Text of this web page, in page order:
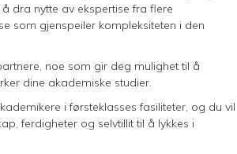
dra nytte av ekspertise fra flere
som gjenspeiler kompleksiteten i den
noe som gir deg mulighet til å
dine akademiske studier.
i førsteklasses fasiliteter, og du vil
ferdigheter og selvtillit til å lykkes i